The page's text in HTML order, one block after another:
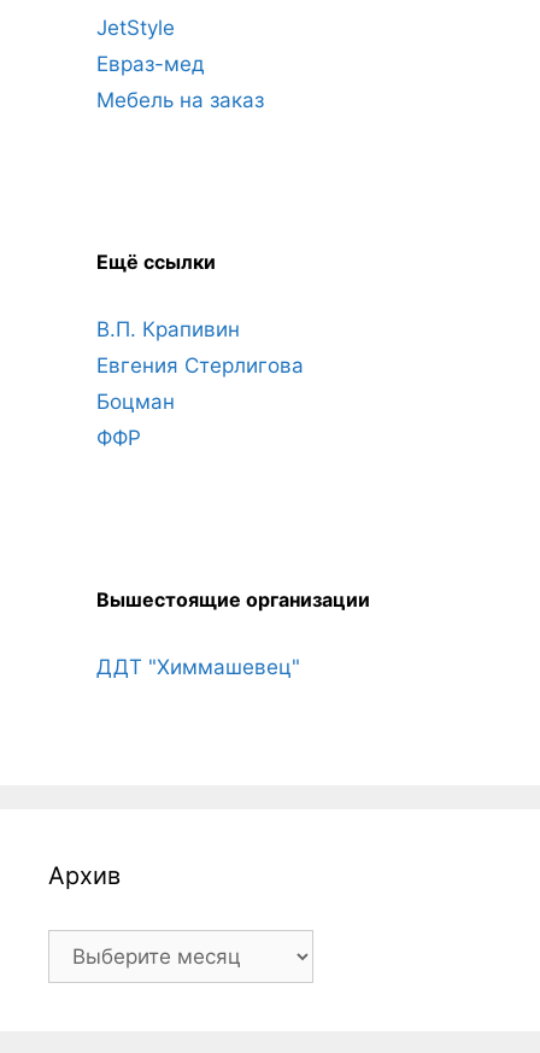
JetStyle
Евраз-мед
Мебель на заказ
Ещё ссылки
В.П. Крапивин
Евгения Стерлигова
Боцман
ФФР
Вышестоящие организации
ДДТ "Химмашевец"
Архив
Архив